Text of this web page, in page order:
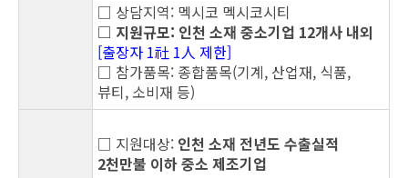
□ 상담지역: 멕시코 멕시코시티
□ 지원규모: 인천 소재 중소기업 12개사 내외
[출장자 1社 1人 제한]
□ 참가품목: 종합품목(기계, 산업재, 식품,
뷰티, 소비재 등)
□ 지원대상: 인천 소재 전년도 수출실적
2천만불 이하 중소 제조기업